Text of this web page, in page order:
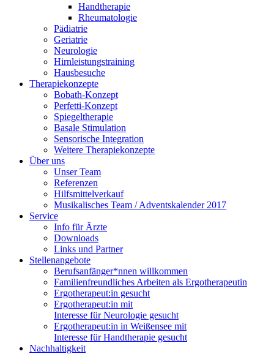
Handtherapie
Rheumatologie
Pädiatrie
Geriatrie
Neurologie
Hirnleistungstraining
Hausbesuche
Therapiekonzepte
Bobath-Konzept
Perfetti-Konzept
Spiegeltherapie
Basale Stimulation
Sensorische Integration
Weitere Therapiekonzepte
Über uns
Unser Team
Referenzen
Hilfsmittelverkauf
Musikalisches Team / Adventskalender 2017
Service
Info für Ärzte
Downloads
Links und Partner
Stellenangebote
Berufsanfänger*nnen willkommen
Familienfreundliches Arbeiten als Ergotherapeutin
Ergotherapeut:in gesucht
Ergotherapeut:in mit
Interesse für Neurologie gesucht
Ergotherapeut:in in Weißensee mit
Interesse für Handtherapie gesucht
Nachhaltigkeit